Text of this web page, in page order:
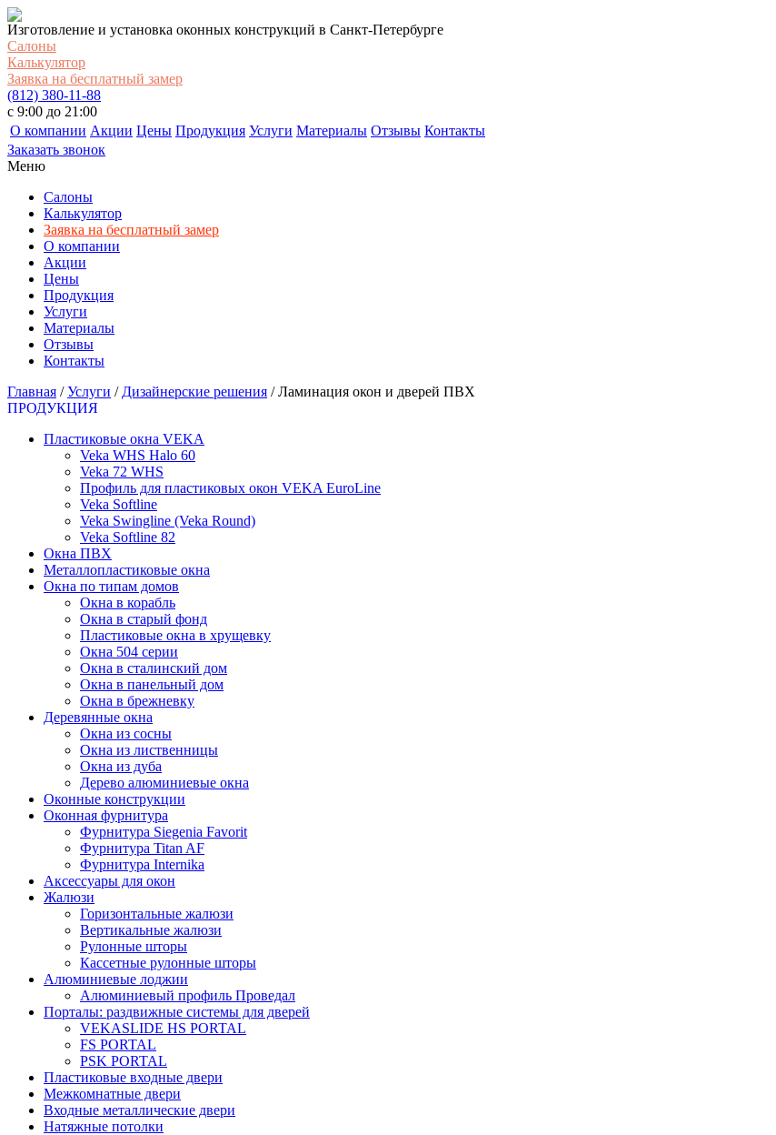
Изготовление и установка оконных конструкций в Санкт-Петербурге
Салоны
Калькулятор
Заявка на бесплатный замер
(812) 380-11-88
c 9:00 до 21:00
О компании Акции Цены Продукция Услуги Материалы Отзывы Контакты
Заказать звонок
Меню
Салоны
Калькулятор
Заявка на бесплатный замер
О компании
Акции
Цены
Продукция
Услуги
Материалы
Отзывы
Контакты
Главная /Услуги / Дизайнерские решения /Ламинация окон и дверей ПВХ
ПРОДУКЦИЯ
Пластиковые окна VEKA
Veka WHS Halo 60
Veka 72 WHS
Профиль для пластиковых окон VEKA EuroLine
Veka Softline
Veka Swingline (Veka Round)
Veka Softline 82
Окна ПВХ
Металлопластиковые окна
Окна по типам домов
Окна в корабль
Окна в старый фонд
Пластиковые окна в хрущевку
Окна 504 серии
Окна в сталинский дом
Окна в панельный дом
Окна в брежневку
Деревянные окна
Окна из сосны
Окна из лиственницы
Окна из дуба
Дерево алюминиевые окна
Оконные конструкции
Оконная фурнитура
Фурнитура Siegenia Favorit
Фурнитура Titan AF
Фурнитура Internika
Аксессуары для окон
Жалюзи
Горизонтальные жалюзи
Вертикальные жалюзи
Рулонные шторы
Кассетные рулонные шторы
Алюминиевые лоджии
Алюминиевый профиль Проведал
Порталы: раздвижные системы для дверей
VEKASLIDE HS PORTAL
FS PORTAL
PSK PORTAL
Пластиковые входные двери
Межкомнатные двери
Входные металлические двери
Натяжные потолки